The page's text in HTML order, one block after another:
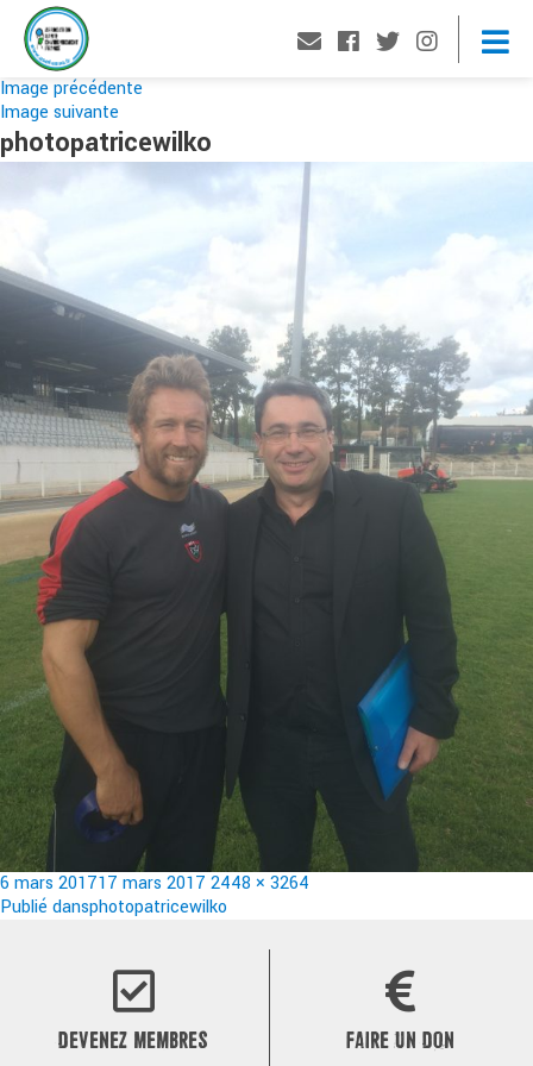
Image précédente
Image suivante
photopatricewilko
Publié
le
6 mars 201717 mars 2017 Taille
réelle
2448 × 3264
Navigation
Publié dansphotopatricewilko
DEVENEZ MEMBRES FAIRE UN DON